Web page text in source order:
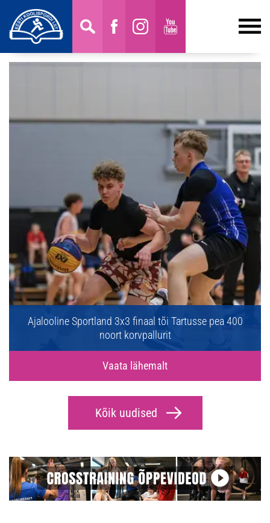
Ajalooline Sportland 3x3 finaal tõi Tartusse pea 400
noort korvpallurit
Vaata lähemalt
Kõik uudised